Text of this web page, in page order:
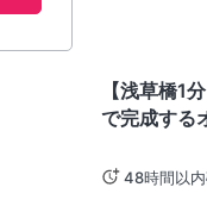
【浅草橋1
で完成する
48時間以